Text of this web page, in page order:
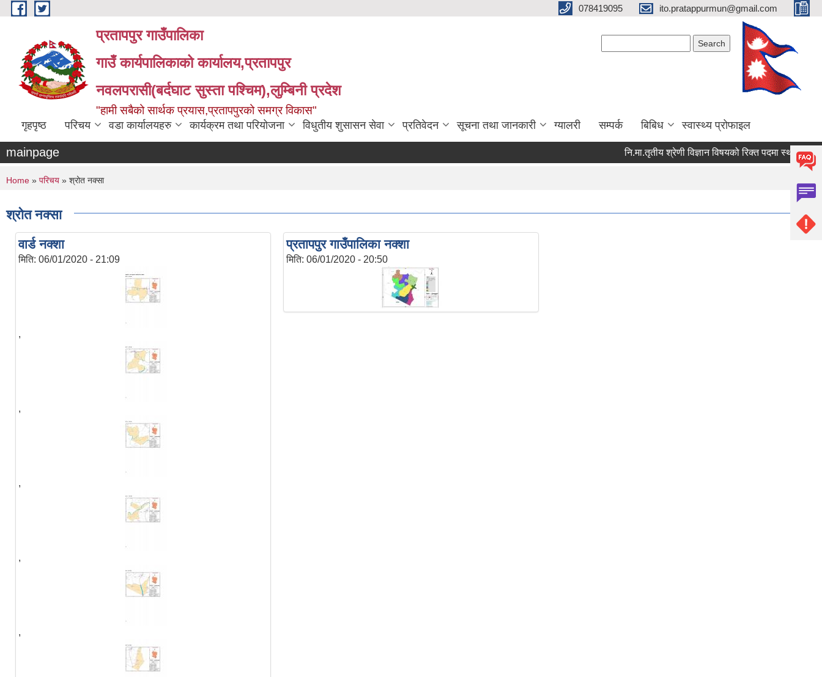
Skip to main content 078419095 ito.pratappurmun@gmail.com
प्रतापपुर गाउँपालिका
गाउँ कार्यपालिकाको कार्यालय,प्रतापपुर
नवलपरासी(बर्दघाट सुस्ता पश्चिम),लुम्बिनी प्रदेश
"हामी सबैको सार्थक प्रयास,प्रतापपुरको समग्र विकास"
गृहपृष्ठ परिचय वडा कार्यालयहरु कार्यक्रम तथा परियोजना विधुतीय शुसासन सेवा प्रतिवेदन सूचना तथा जानकारी ग्यालरी सम्पर्क बिबिध स्वास्थ्य प्रोफाइल
mainpage नि.मा.तृतीय श्रेणी विज्ञान विषयको रिक्त पदमा स्थायी शिक्षक
You are here
Home » परिचय » श्रोत नक्सा
श्रोत नक्सा
वार्ड नक्शा
मिति: 06/01/2020 - 21:09
,
,
,
,
,
प्रतापपुर गाउँपालिका नक्शा
मिति: 06/01/2020 - 20:50